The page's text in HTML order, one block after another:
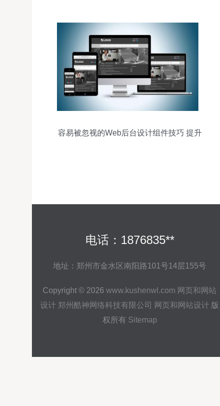
容易被忽视的Web后台设计组件技巧 提升
电话：1876835**
地址：郑州市金水区南阳路101号14层155号
Copyright © 2026 www.kushenwl.com 网页和网站
设计 郑州酷神网络科技有限公司 网页和网站设计 版
权所有 Sitemap